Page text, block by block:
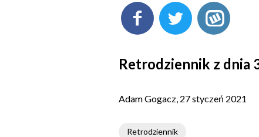
Retrodziennik z dnia
Adam Gogacz, 27 styczeń 2021
Retrodziennik